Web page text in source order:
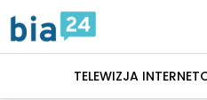
TELEWIZJA